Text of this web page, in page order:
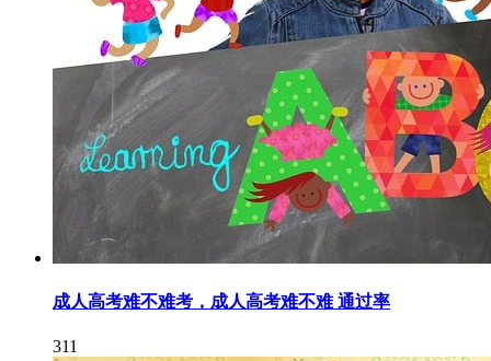
成人高考难不难考，成人高考难不难 通过率
311